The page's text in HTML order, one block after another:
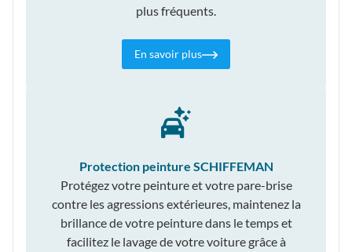
plus fréquents.
En savoir plus
Protection peinture SCHIFFEMAN
Protégez votre peinture et votre pare-brise
contre les agressions extérieures, maintenez la
brillance de votre peinture dans le temps et
facilitez le lavage de votre voiture grâce à